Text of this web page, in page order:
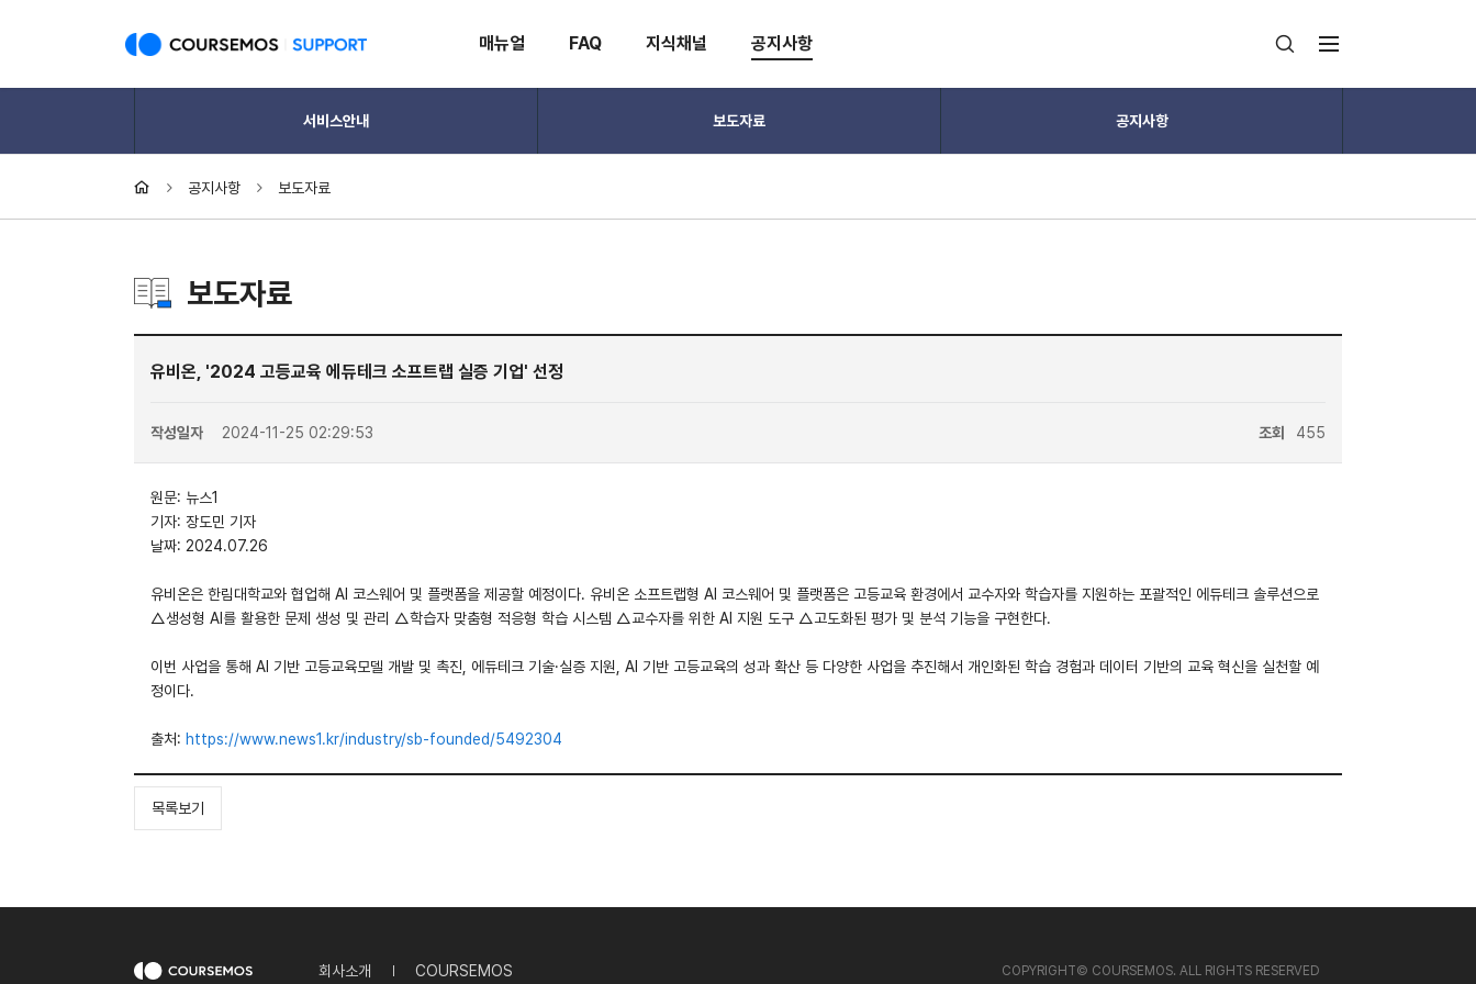
매뉴얼 FAQ 지식채널 공지사항
서비스안내 보도자료 공지사항
공지사항 보도자료
보도자료
유비온, '2024 고등교육 에듀테크 소프트랩 실증 기업' 선정
작성일자 2024-11-25 02:29:53 조회 455
원문: 뉴스1
기자: 장도민 기자
날짜: 2024.07.26
유비온은 한림대학교와 협업해 AI 코스웨어 및 플랫폼을 제공할 예정이다. 유비온 소프트랩형 AI 코스웨어 및 플랫폼은 고등교육 환경에서 교수자와 학습자를 지원하는 포괄적인 에듀테크 솔루션으로
△생성형 AI를 활용한 문제 생성 및 관리 △학습자 맞춤형 적응형 학습 시스템 △교수자를 위한 AI 지원 도구 △고도화된 평가 및 분석 기능을 구현한다.
이번 사업을 통해 AI 기반 고등교육모델 개발 및 촉진, 에듀테크 기술·실증 지원, AI 기반 고등교육의 성과 확산 등 다양한 사업을 추진해서 개인화된 학습 경험과 데이터 기반의 교육 혁신을 실천할 예
정이다.
출처: https://www.news1.kr/industry/sb-founded/5492304
목록보기
회사소개 COURSEMOS COPYRIGHT© COURSEMOS. ALL RIGHTS RESERVED